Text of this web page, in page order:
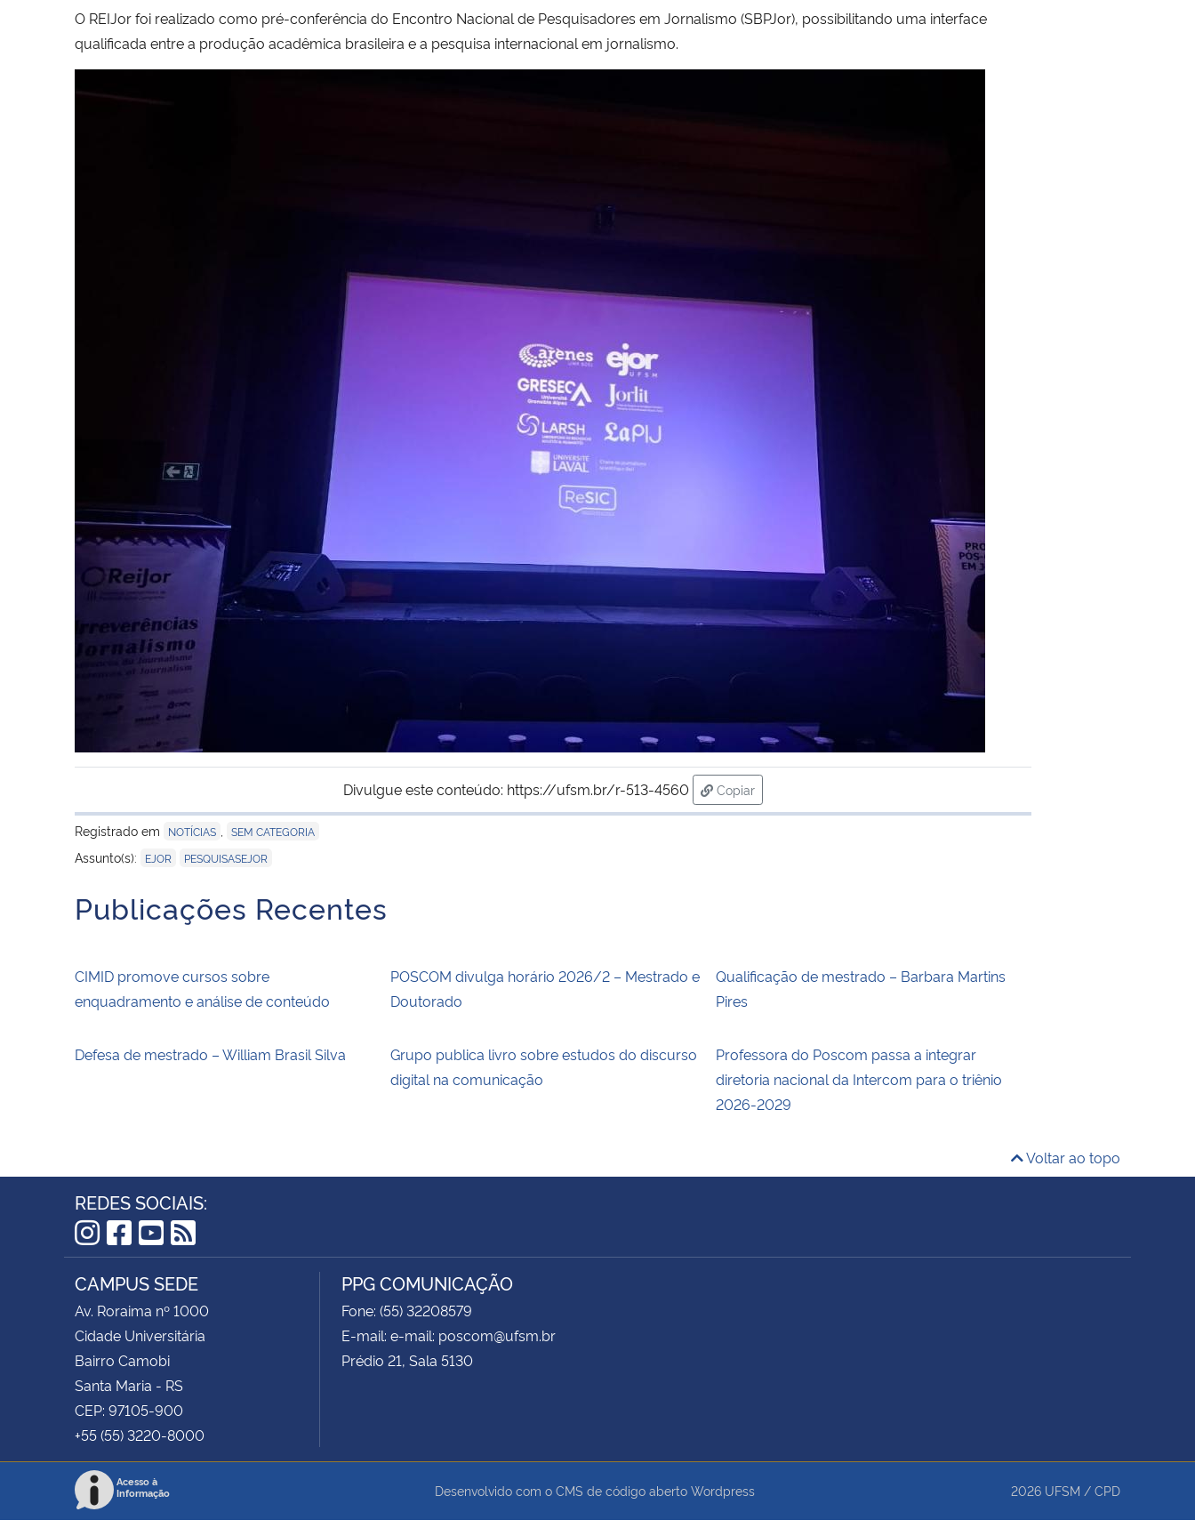
O REIJor foi realizado como pré-conferência do Encontro Nacional de Pesquisadores em Jornalismo (SBPJor), possibilitando uma interface
qualificada entre a produção acadêmica brasileira e a pesquisa internacional em jornalismo.
Divulgue este conteúdo: https://ufsm.br/r-513-4560
Copiar
para área de transferência
Registrado em
NOTÍCIAS SEM CATEGORIA
Assunto(s): EJOR PESQUISASEJOR
Publicações Recentes
CIMID promove cursos sobre
enquadramento e análise de conteúdo
POSCOM divulga horário 2026/2 – Mestrado e
Doutorado
Qualificação de mestrado – Barbara Martins
Pires
Defesa de mestrado – William Brasil Silva
Grupo publica livro sobre estudos do discurso
digital na comunicação
Professora do Poscom passa a integrar
diretoria nacional da Intercom para o triênio
2026-2029
Voltar ao topo
REDES SOCIAIS:
Instagram
Facebook
YouTube
RSS
CAMPUS SEDE
Av. Roraima nº 1000
Cidade Universitária
Bairro Camobi
Santa Maria - RS
CEP: 97105-900
+55 (55) 3220-8000
PPG COMUNICAÇÃO
Fone: (55) 32208579
E-mail: e-mail: poscom@ufsm.br
Prédio 21, Sala 5130
Acesso à
Informação
Desenvolvido com o CMS de código aberto Wordpress 2026 UFSM / CPD